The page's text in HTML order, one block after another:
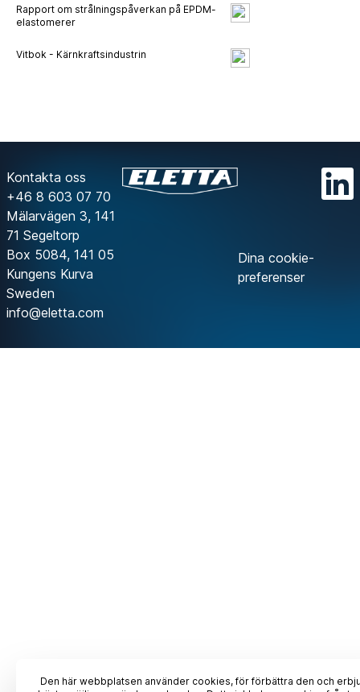
Rapport om strålningspåverkan på EPDM-
elastomerer
Vitbok - Kärnkraftsindustrin
Den här webbplatsen använder cookies, för förbättra den och
Kontakta oss
+46 8 603 07 70
Mälarvägen 3, 141
71 Segeltorp
Box 5084, 141 05
Kungens Kurva
Sweden
info@eletta.com
Dina cookie-
preferenser